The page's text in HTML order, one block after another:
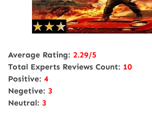
Average Rating: 2.29/5
Total Experts Reviews Count: 10
Positive: 4
Negetive: 3
Neutral: 3